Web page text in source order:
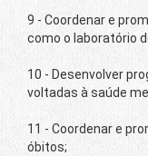
9 - Coordenar e
como o laboratório
10 - Desenvolver
voltadas à saúde
11 - Coordenar e
óbitos;